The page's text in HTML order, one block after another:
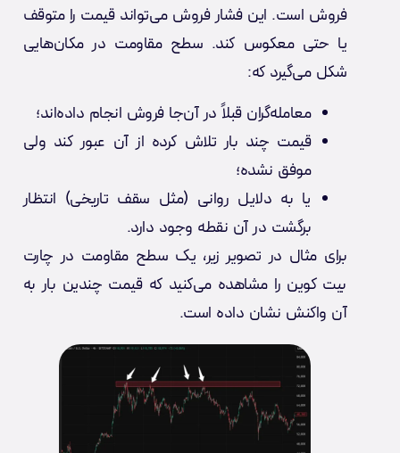
فروش است. این فشار فروش می‌تواند قیمت را متوقف
یا حتی معکوس کند. سطح مقاومت در مکان‌هایی
شکل می‌گیرد که:
معامله‌گران قبلاً در آن‌جا فروش انجام داده‌اند؛
قیمت چند بار تلاش کرده از آن عبور کند ولی
موفق نشده؛
یا به دلایل روانی (مثل سقف تاریخی) انتظار
برگشت در آن نقطه وجود دارد.
برای مثال در تصویر زیر، یک سطح مقاومت در چارت
بیت کوین را مشاهده می‌کنید که قیمت چندین بار به
آن واکنش نشان داده است.